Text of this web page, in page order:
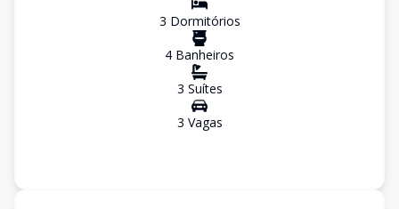
3 Dormitórios
4 Banheiros
3 Suítes
3 Vagas